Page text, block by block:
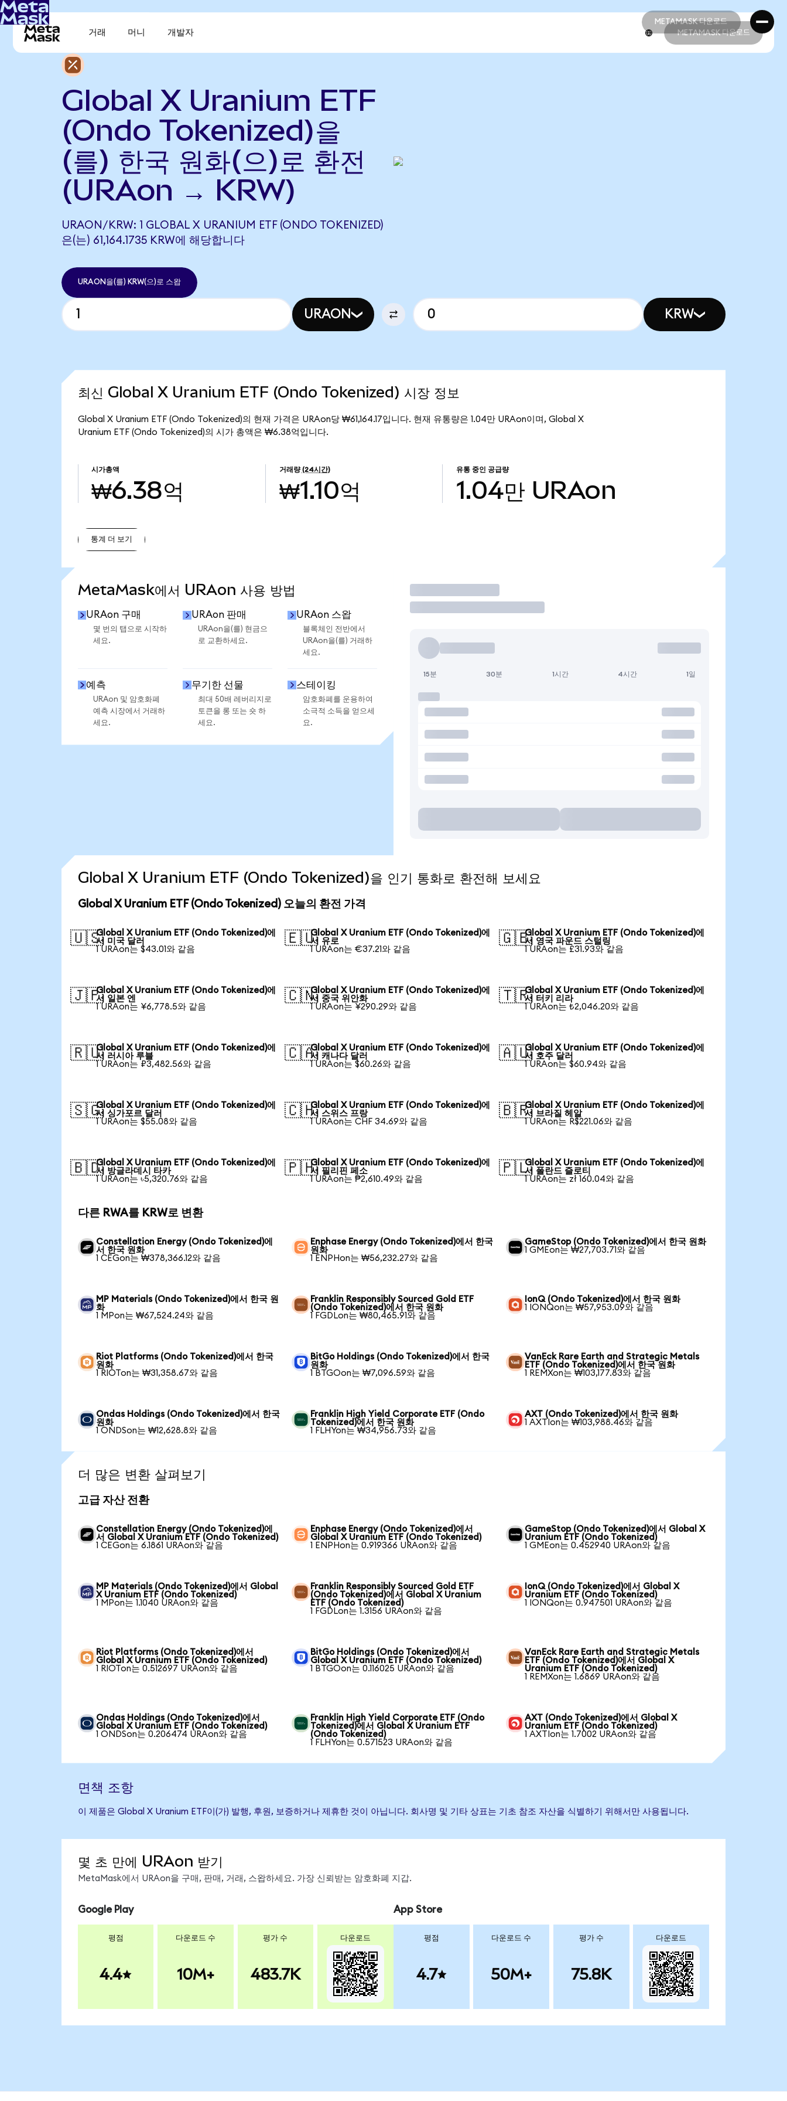
METAMASK 다운로드
METAMASK 다운로드
거래 머니 개발자 METAMASK 다운로드
Global X Uranium ETF
(Ondo Tokenized)을
(를) 한국 원화(으)로 환전
(URAon → KRW)
URAON/KRW: 1 GLOBAL X URANIUM ETF (ONDO TOKENIZED)
은(는) 61,164.1735 KRW에 해당합니다
URAON을(를) KRW(으)로 스왑
URAON KRW
최신 Global X Uranium ETF (Ondo Tokenized) 시장 정보
Global X Uranium ETF (Ondo Tokenized)의 현재 가격은 URAon당 ₩61,164.17입니다. 현재 유통량은 1.04만 URAon이며, Global X
Uranium ETF (Ondo Tokenized)의 시가 총액은 ₩6.38억입니다.
시가총액
₩6.38억
거래량 (24시간)
₩1.10억
유통 중인 공급량
1.04만 URAon
통계 더 보기
MetaMask에서 URAon 사용 방법
URAon 구매
몇 번의 탭으로 시작하
세요.
URAon 판매
URAon을(를) 현금으
로 교환하세요.
URAon 스왑
블록체인 전반에서
URAon을(를) 거래하
세요.
예측
URAon 및 암호화폐
예측 시장에서 거래하
세요.
무기한 선물
최대 50배 레버리지로
토큰을 롱 또는 숏 하
세요.
스테이킹
암호화폐를 운용하여
소극적 소득을 얻으세
요.
거래
15분 30분 1시간 4시간 1일
Global X Uranium ETF (Ondo Tokenized)을 인기 통화로 환전해 보세요
Global X Uranium ETF (Ondo Tokenized) 오늘의 환전 가격
🇺🇸Global X Uranium ETF (Ondo Tokenized)에
서 미국 달러
1 URAon는 $43.01와 같음
🇪🇺Global X Uranium ETF (Ondo Tokenized)에
서 유로
1 URAon는 €37.21와 같음
🇬🇧Global X Uranium ETF (Ondo Tokenized)에
서 영국 파운드 스털링
1 URAon는 £31.93와 같음
🇯🇵Global X Uranium ETF (Ondo Tokenized)에
서 일본 엔
1 URAon는 ¥6,778.5와 같음
🇨🇳Global X Uranium ETF (Ondo Tokenized)에
서 중국 위안화
1 URAon는 ¥290.29와 같음
🇹🇷Global X Uranium ETF (Ondo Tokenized)에
서 터키 리라
1 URAon는 ₺2,046.20와 같음
🇷🇺Global X Uranium ETF (Ondo Tokenized)에
서 러시아 루블
1 URAon는 ₽3,482.56와 같음
🇨🇦Global X Uranium ETF (Ondo Tokenized)에
서 캐나다 달러
1 URAon는 $60.26와 같음
🇦🇺Global X Uranium ETF (Ondo Tokenized)에
서 호주 달러
1 URAon는 $60.94와 같음
🇸🇬Global X Uranium ETF (Ondo Tokenized)에
서 싱가포르 달러
1 URAon는 $55.08와 같음
🇨🇭Global X Uranium ETF (Ondo Tokenized)에
서 스위스 프랑
1 URAon는 CHF 34.69와 같음
🇧🇷Global X Uranium ETF (Ondo Tokenized)에
서 브라질 헤알
1 URAon는 R$221.06와 같음
🇧🇩Global X Uranium ETF (Ondo Tokenized)에
서 방글라데시 타카
1 URAon는 ৳5,320.76와 같음
🇵🇭Global X Uranium ETF (Ondo Tokenized)에
서 필리핀 페소
1 URAon는 ₱2,610.49와 같음
🇵🇱Global X Uranium ETF (Ondo Tokenized)에
서 폴란드 즐로티
1 URAon는 zł 160.04와 같음
다른 RWA를 KRW로 변환
Constellation Energy (Ondo Tokenized)에
서 한국 원화
1 CEGon는 ₩378,366.12와 같음
Enphase Energy (Ondo Tokenized)에서 한국
원화
1 ENPHon는 ₩56,232.27와 같음
GameStop (Ondo Tokenized)에서 한국 원화
1 GMEon는 ₩27,703.71와 같음
MP Materials (Ondo Tokenized)에서 한국 원
화
1 MPon는 ₩67,524.24와 같음
Franklin Responsibly Sourced Gold ETF
(Ondo Tokenized)에서 한국 원화
1 FGDLon는 ₩80,465.91와 같음
IonQ (Ondo Tokenized)에서 한국 원화
1 IONQon는 ₩57,953.09와 같음
Riot Platforms (Ondo Tokenized)에서 한국
원화
1 RIOTon는 ₩31,358.67와 같음
BitGo Holdings (Ondo Tokenized)에서 한국
원화
1 BTGOon는 ₩7,096.59와 같음
VanEck Rare Earth and Strategic Metals
ETF (Ondo Tokenized)에서 한국 원화
1 REMXon는 ₩103,177.83와 같음
Ondas Holdings (Ondo Tokenized)에서 한국
원화
1 ONDSon는 ₩12,628.8와 같음
Franklin High Yield Corporate ETF (Ondo
Tokenized)에서 한국 원화
1 FLHYon는 ₩34,956.73와 같음
AXT (Ondo Tokenized)에서 한국 원화
1 AXTIon는 ₩103,988.46와 같음
더 많은 변환 살펴보기
고급 자산 전환
Constellation Energy (Ondo Tokenized)에
서 Global X Uranium ETF (Ondo Tokenized)
1 CEGon는 6.1861 URAon와 같음
Enphase Energy (Ondo Tokenized)에서
Global X Uranium ETF (Ondo Tokenized)
1 ENPHon는 0.919366 URAon와 같음
GameStop (Ondo Tokenized)에서 Global X
Uranium ETF (Ondo Tokenized)
1 GMEon는 0.452940 URAon와 같음
MP Materials (Ondo Tokenized)에서 Global
X Uranium ETF (Ondo Tokenized)
1 MPon는 1.1040 URAon와 같음
Franklin Responsibly Sourced Gold ETF
(Ondo Tokenized)에서 Global X Uranium
ETF (Ondo Tokenized)
1 FGDLon는 1.3156 URAon와 같음
IonQ (Ondo Tokenized)에서 Global X
Uranium ETF (Ondo Tokenized)
1 IONQon는 0.947501 URAon와 같음
Riot Platforms (Ondo Tokenized)에서
Global X Uranium ETF (Ondo Tokenized)
1 RIOTon는 0.512697 URAon와 같음
BitGo Holdings (Ondo Tokenized)에서
Global X Uranium ETF (Ondo Tokenized)
1 BTGOon는 0.116025 URAon와 같음
VanEck Rare Earth and Strategic Metals
ETF (Ondo Tokenized)에서 Global X
Uranium ETF (Ondo Tokenized)
1 REMXon는 1.6869 URAon와 같음
Ondas Holdings (Ondo Tokenized)에서
Global X Uranium ETF (Ondo Tokenized)
1 ONDSon는 0.206474 URAon와 같음
Franklin High Yield Corporate ETF (Ondo
Tokenized)에서 Global X Uranium ETF
(Ondo Tokenized)
1 FLHYon는 0.571523 URAon와 같음
AXT (Ondo Tokenized)에서 Global X
Uranium ETF (Ondo Tokenized)
1 AXTIon는 1.7002 URAon와 같음
면책 조항
이 제품은 Global X Uranium ETF이(가) 발행, 후원, 보증하거나 제휴한 것이 아닙니다. 회사명 및 기타 상표는 기초 참조 자산을 식별하기 위해서만 사용됩니다.
몇 초 만에 URAon 받기
MetaMask에서 URAon을 구매, 판매, 거래, 스왑하세요. 가장 신뢰받는 암호화폐 지갑.
Google Play
평점
4.4
다운로드 수
10M+
평가 수
483.7K
다운로드
App Store
평점
4.7
다운로드 수
50M+
평가 수
75.8K
다운로드